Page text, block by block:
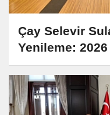
Çay Selevir
Yenileme: 2026